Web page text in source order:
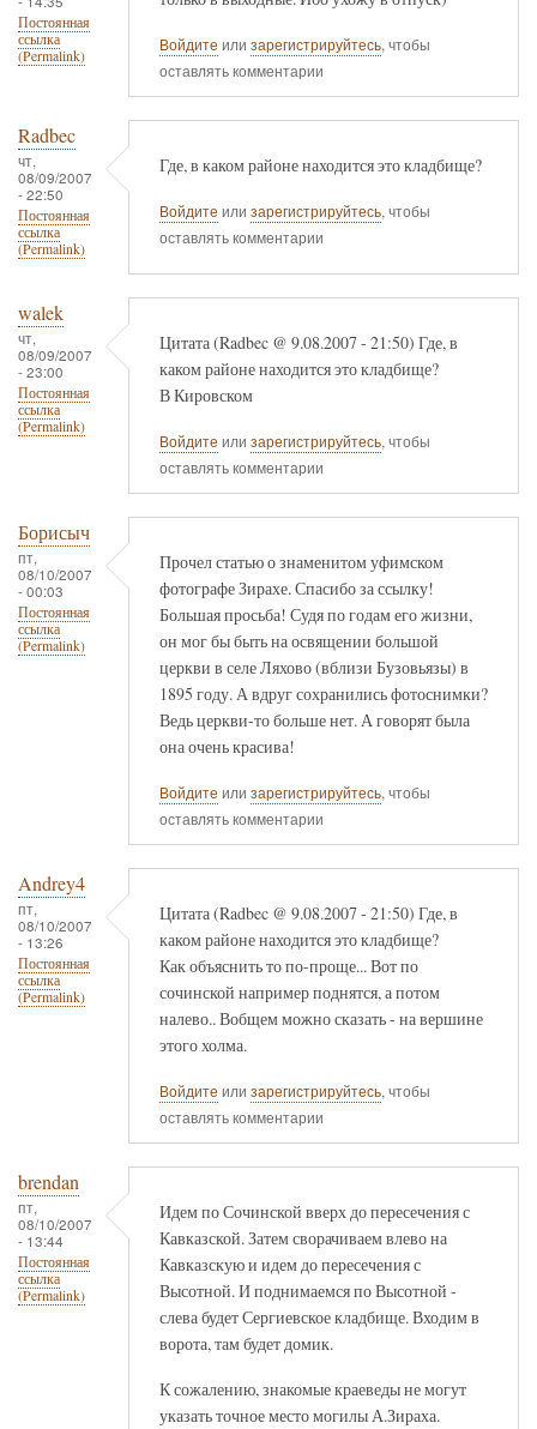
Постоянная
ссылка
(Permalink)
Войдите или зарегистрируйтесь, чтобы
оставлять комментарии
Radbec
чт,
08/09/2007
- 22:50
Постоянная
ссылка
(Permalink)
Где, в каком районе находится это кладбище?
Войдите или зарегистрируйтесь, чтобы
оставлять комментарии
walek
чт,
08/09/2007
- 23:00
Постоянная
ссылка
(Permalink)
Цитата (Radbec @ 9.08.2007 - 21:50) Где, в
каком районе находится это кладбище?
В Кировском
Войдите или зарегистрируйтесь, чтобы
оставлять комментарии
Борисыч
пт,
08/10/2007
- 00:03
Постоянная
ссылка
(Permalink)
Прочел статью о знаменитом уфимском
фотографе Зирахе. Спасибо за ссылку!
Большая просьба! Судя по годам его жизни,
он мог бы быть на освящении большой
церкви в селе Ляхово (вблизи Бузовьязы) в
1895 году. А вдруг сохранились фотоснимки?
Ведь церкви-то больше нет. А говорят была
она очень красива!
Войдите или зарегистрируйтесь, чтобы
оставлять комментарии
Andrey4
пт,
08/10/2007
- 13:26
Постоянная
ссылка
(Permalink)
Цитата (Radbec @ 9.08.2007 - 21:50) Где, в
каком районе находится это кладбище?
Как объяснить то по-проще... Вот по
сочинской например поднятся, а потом
налево.. Вобщем можно сказать - на вершине
этого холма.
Войдите или зарегистрируйтесь, чтобы
оставлять комментарии
brendan
пт,
08/10/2007
- 13:44
Постоянная
ссылка
(Permalink)
Идем по Сочинской вверх до пересечения с
Кавказской. Затем сворачиваем влево на
Кавказскую и идем до пересечения с
Высотной. И поднимаемся по Высотной -
слева будет Сергиевское кладбище. Входим в
ворота, там будет домик.
К сожалению, знакомые краеведы не могут
указать точное место могилы А.Зираха.